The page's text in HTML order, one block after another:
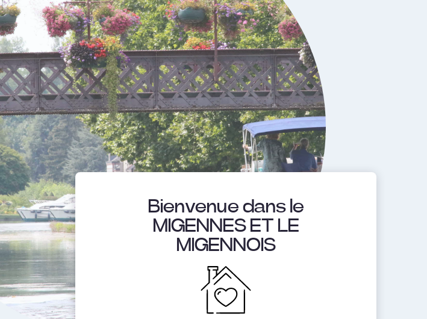
Bienvenue dans le
MIGENNES ET LE
MIGENNOIS